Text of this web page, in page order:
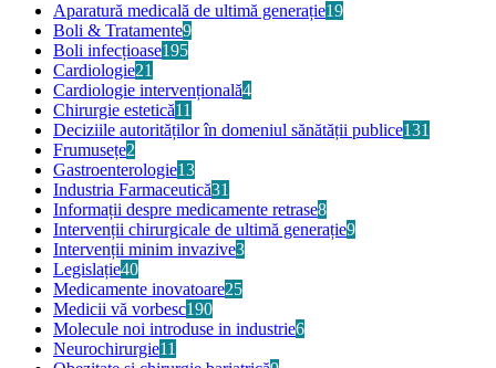
Aparatură medicală de ultimă generație19
Boli & Tratamente9
Boli infecțioase195
Cardiologie21
Cardiologie intervențională4
Chirurgie estetică11
Deciziile autorităților în domeniul sănătății publice131
Frumusețe2
Gastroenterologie13
Industria Farmaceutică31
Informații despre medicamente retrase8
Intervenții chirurgicale de ultimă generație9
Intervenții minim invazive3
Legislație40
Medicamente inovatoare25
Medicii vă vorbesc190
Molecule noi introduse in industrie6
Neurochirurgie11